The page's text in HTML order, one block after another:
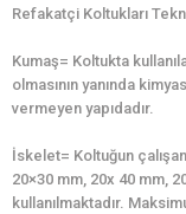
Refakatçi Koltukları
Kumaş= Koltukta
olmasının yanında
vermeyen yapıdadır.
İskelet= Koltuğun çalışan
20×30 mm, 20x 40 mm,
kullanılmaktadır.